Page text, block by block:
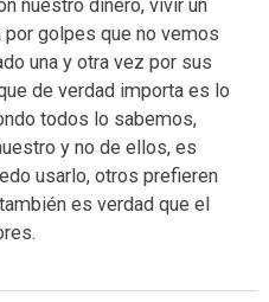
nuestro dinero, vivir un
por golpes que no vemos
una y otra vez por sus
de verdad importa es lo
todos lo sabemos,
y no de ellos, es
usarlo, otros prefieren
es verdad que el